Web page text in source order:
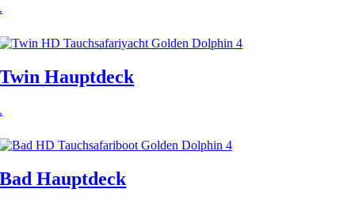
.
Twin Hauptdeck
.
Bad Hauptdeck